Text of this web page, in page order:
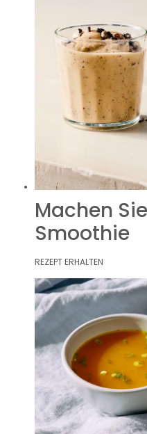
Machen
Smoothie
REZEPT ERHALTEN